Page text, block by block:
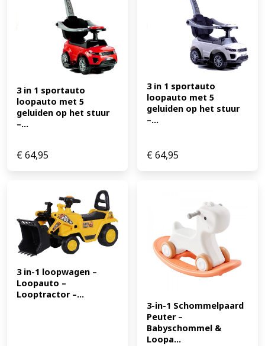
3 in 1 sportauto
loopauto met 5
geluiden op het stuur
–...
€64,95
3 in 1 sportauto
loopauto met 5
geluiden op het stuur
–...
€64,95
3 in-1 loopwagen –
Loopauto –
Looptractor –...
3-in-1 Schommelpaard
Peuter –
Babyschommel &
Loopa...